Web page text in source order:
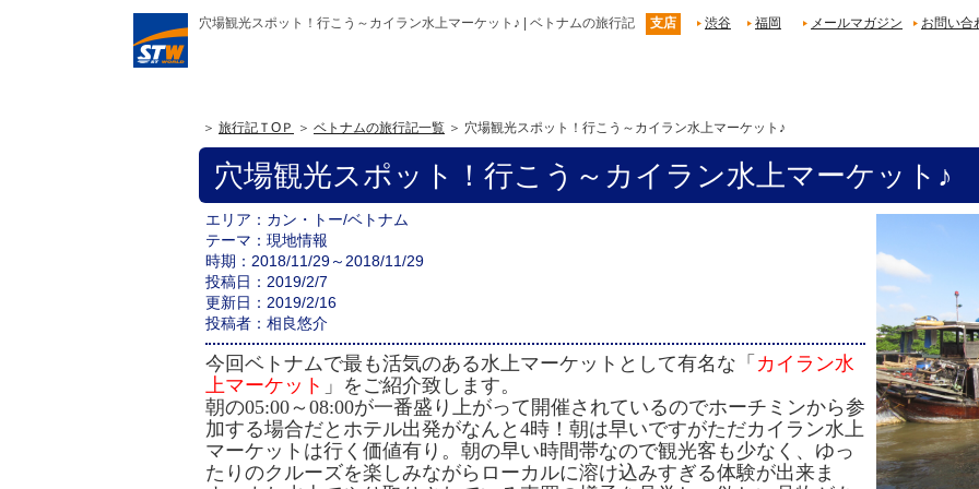
穴場観光スポット！行こう～カイラン水上マーケット♪ | ベトナムの旅行記 メールマガジン お問い合
支店 渋谷 福岡
旅行記ＴOＰ ベトナムの旅行記一覧 穴場観光スポット！行こう～カイラン水上マーケット♪
穴場観光スポット！行こう～カイラン水上マーケット♪
エリア カン・トー/ベトナム
テーマ
現地情報
時期
2018/11/29～2018/11/29
投稿日
2019/2/7
更新日
2019/2/16
投稿者
相良悠介
今回ベトナムで最も活気のある水上マーケットとして有名な「 カイラン水
上マーケット 」をご紹介致します。
朝の05:00～08:00が一番盛り上がって 開催されているのでホーチミンから参
加する場合だとホテル出発がなんと4時！朝は早いですがただカイラン水上
マーケットは行く価値有り。 朝の早い時間帯なので観光客も少なく、ゆっ
たりのクルーズを楽しみながら ローカルに溶け込みすぎる体験が出来ま